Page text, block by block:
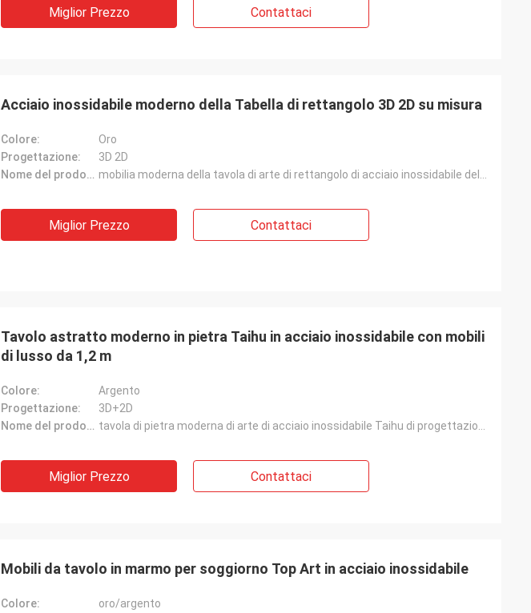
Miglior Prezzo Contattaci
Acciaio inossidabile moderno della Tabella di rettangolo 3D 2D su misura
Colore:
Oro
Progettazione:
3D 2D
Nome del prodotto:
Miglior Prezzo Contattaci
Tavolo astratto moderno in pietra Taihu in acciaio inossidabile con mobili
di lusso da 1,2 m
Colore:
Argento
Progettazione:
3D+2D
Nome del prodotto:
Miglior Prezzo Contattaci
Mobili da tavolo in marmo per soggiorno Top Art in acciaio inossidabile
Colore:
oro/argento